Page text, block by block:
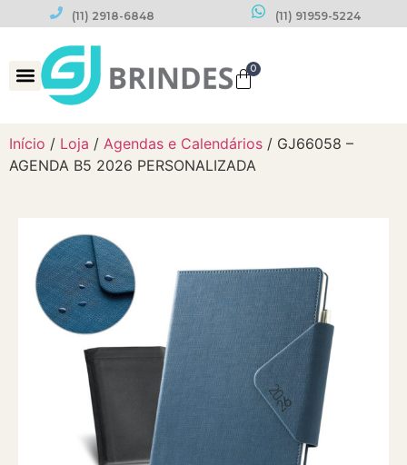
(11) 2918-6848 (11) 91959-5224
0
Início / Loja / Agendas e Calendários / GJ66058 –
AGENDA B5 2026 PERSONALIZADA